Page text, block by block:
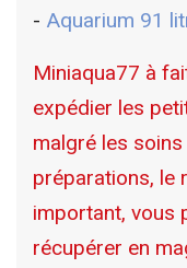
- Aquarium 91
Miniaqua77 à
expédier les
malgré les
préparations, le
important, vous
récupérer en